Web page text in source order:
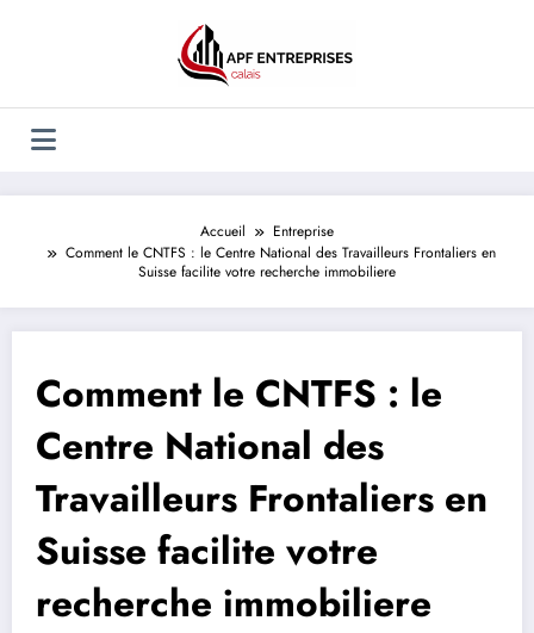
Accueil
Entreprise
Comment le CNTFS : le Centre National des Travailleurs Frontaliers en
Suisse facilite votre recherche immobiliere
Comment le CNTFS : le
Centre National des
Travailleurs Frontaliers en
Suisse facilite votre
recherche immobiliere